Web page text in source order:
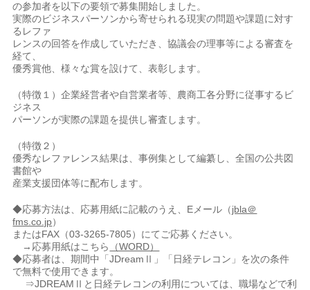
の参加者を以下の要領で募集開始しました。
実際のビジネスパーソンから寄せられる現実の問題や課題に対す
るレファ
レンスの回答を作成していただき、協議会の理事等による審査を
経て、
優秀賞他、様々な賞を設けて、表彰します。
（特徴１）企業経営者や自営業者等、農商工各分野に従事するビ
ジネス
パーソンが実際の課題を提供し審査します。
（特徴２）
優秀なレファレンス結果は、事例集として編纂し、全国の公共図
書館や
産業支援団体等に配布します。
◆応募方法は、応募用紙に記載のうえ、Eメール（jbla＠
fms.co.jp）
またはFAX（03-3265-7805）にてご応募ください。
→応募用紙はこちら
（WORD）
◆応募者は、期間中「JDreamⅡ」「日経テレコン」を次の条件
で無料で使用できます。
⇒JDREAMⅡと日経テレコンの利用については、職場などで利